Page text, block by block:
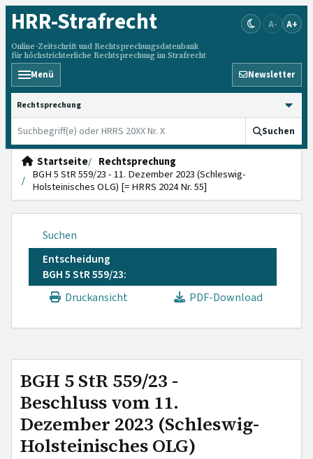
HRR-Strafrecht
Online-Zeitschrift und Rechtsprechungsdatenbank
für höchstrichterliche Rechtsprechung im Strafrecht
A- A+
Menü Newsletter
HRRS durchsuchen
Suchen
Startseite
Rechtsprechung
BGH 5 StR 559/23 - 11. Dezember 2023 (Schleswig-
Holsteinisches OLG) [= HRRS 2024 Nr. 55]
Suchen
Entscheidung
BGH 5 StR 559/23:
Druckansicht
PDF-Download
BGH 5 StR 559/23 -
Beschluss vom 11.
Dezember 2023 (Schleswig-
Holsteinisches OLG)